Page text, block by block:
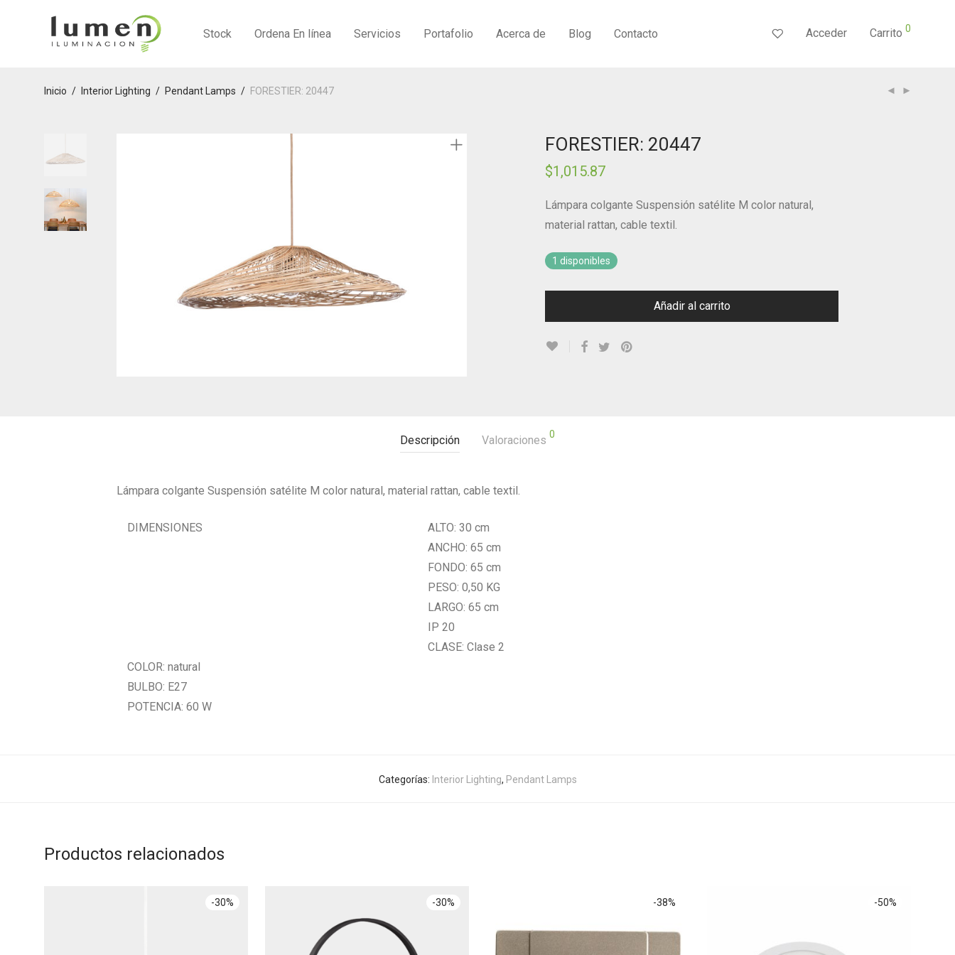
Stock Ordena En línea Servicios Portafolio Acerca de Blog Contacto Acceder Carrito 0
Inicio / Interior Lighting / Pendant Lamps / FORESTIER: 20447
FORESTIER: 20447
$1,015.87
Lámpara colgante Suspensión satélite M color natural,
material rattan, cable textil.
1 disponibles
Añadir al carrito
Descripción Valoraciones 0
Lámpara colgante Suspensión satélite M color natural, material rattan, cable textil.
DIMENSIONES
ALTO: 30 cm
ANCHO: 65 cm
FONDO: 65 cm
PESO: 0,50 KG
LARGO: 65 cm
IP 20
CLASE: Clase 2
COLOR: natural
BULBO: E27
POTENCIA: 60 W
Categorías: Interior Lighting, Pendant Lamps
Productos relacionados
-30% -30% -38% -50%